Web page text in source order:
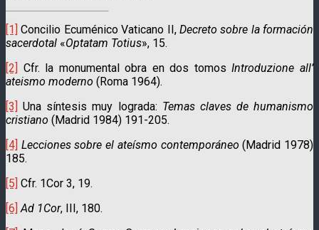
[1] Concilio Ecuménico Vaticano II, Decreto sobre la formación
sacerdotal «Optatam Totius», 15.
[2] Cfr. la monumental obra en dos tomosIntroduzione all’
ateismo moderno (Roma 1964).
[3] Una síntesis muy lograda: Temas claves de humanismo
cristiano (Madrid 1984) 191-205.
[4] Lecciones sobre el ateísmo contemporáneo(Madrid 1978)
185.
[5] Cfr. 1Cor 3, 19.
[6] Ad 1Cor, III, 180.